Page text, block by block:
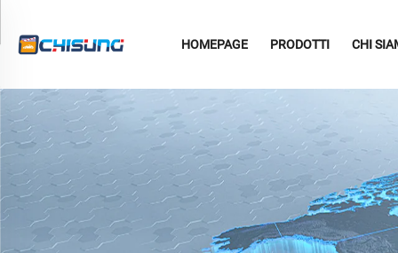
HOMEPAGE PRODOTTI CHI